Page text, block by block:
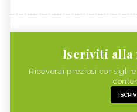
Iscriviti alla
Riceverai preziosi consigli